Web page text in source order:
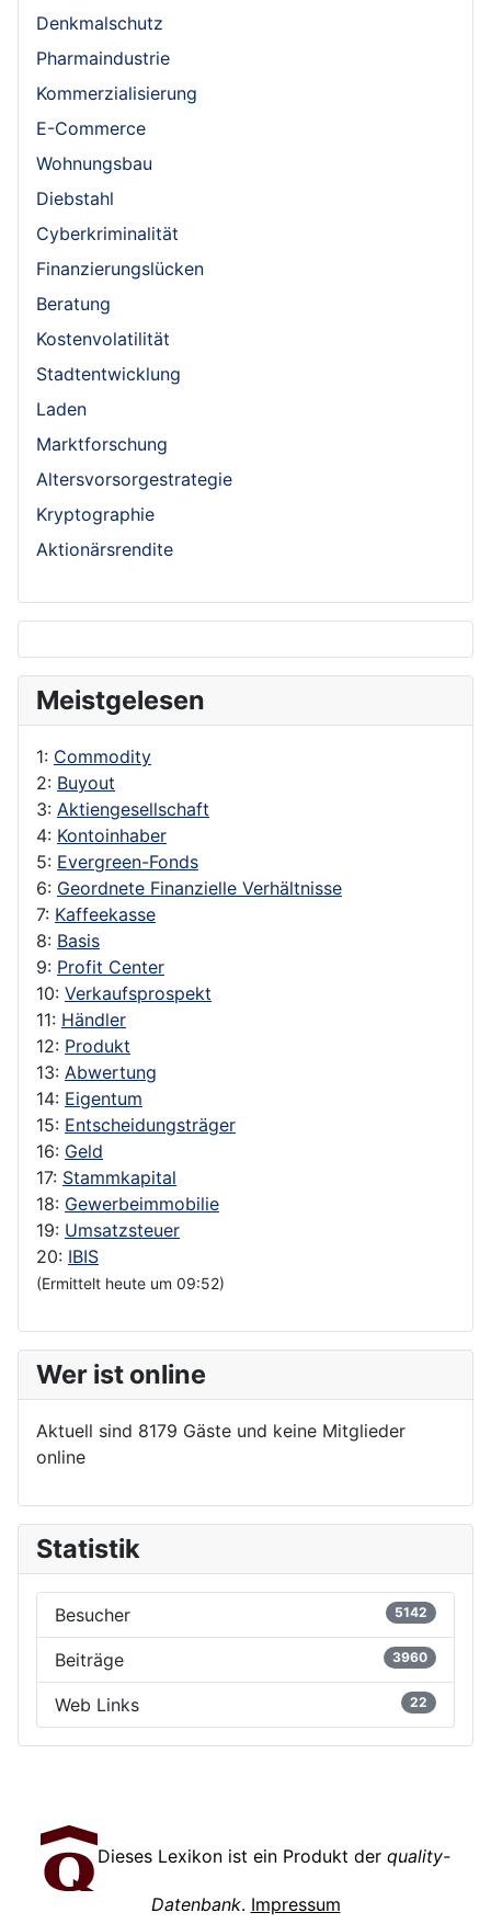
Denkmalschutz
Pharmaindustrie
Kommerzialisierung
E-Commerce
Wohnungsbau
Diebstahl
Cyberkriminalität
Finanzierungslücken
Beratung
Kostenvolatilität
Stadtentwicklung
Laden
Marktforschung
Altersvorsorgestrategie
Kryptographie
Aktionärsrendite
Meistgelesen
1: Commodity
2: Buyout
3: Aktiengesellschaft
4: Kontoinhaber
5: Evergreen-Fonds
6: Geordnete Finanzielle Verhältnisse
7: Kaffeekasse
8: Basis
9: Profit Center
10: Verkaufsprospekt
11: Händler
12: Produkt
13: Abwertung
14: Eigentum
15: Entscheidungsträger
16: Geld
17: Stammkapital
18: Gewerbeimmobilie
19: Umsatzsteuer
20: IBIS
(Ermittelt heute um 09:52)
Wer ist online
Aktuell sind 8179 Gäste und keine Mitglieder
online
Statistik
Besucher 5142
Beiträge 3960
Web Links 22
Dieses Lexikon ist ein Produkt der quality-
Datenbank. Impressum